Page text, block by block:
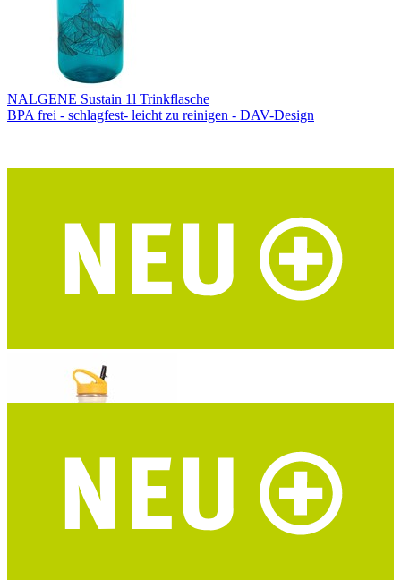
NALGENE Sustain 1l Trinkflasche
BPA frei - schlagfest- leicht zu reinigen - DAV-Design
ROADTYPING Kinder Trinkflasche Adventure Kid